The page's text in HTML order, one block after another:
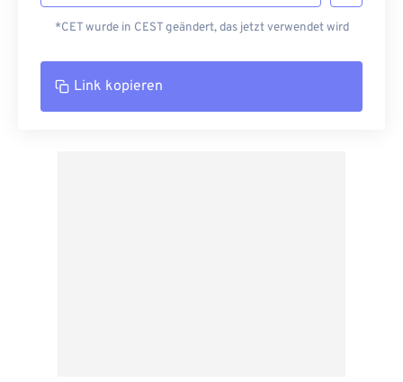
*CET wurde in CEST geändert, das jetzt verwendet wird
Link kopieren